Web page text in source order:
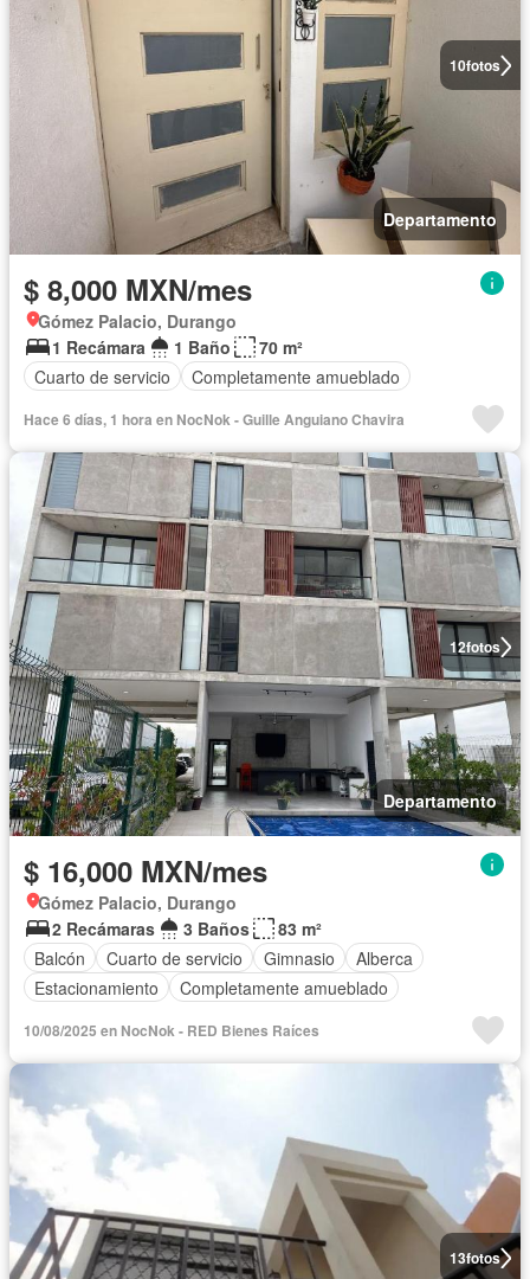
10fotos
Departamento
$ 8,000 MXN/mes
Gómez Palacio, Durango
1 Recámara
1 Baño
70 m²
Cuarto de servicio
Completamente amueblado
Hace 6 días, 1 hora en NocNok - Guille Anguiano Chavira
12fotos
Departamento
$ 16,000 MXN/mes
Gómez Palacio, Durango
2 Recámaras
3 Baños
83 m²
Balcón
Cuarto de servicio Gimnasio
Alberca
Estacionamiento
Completamente amueblado
10/08/2025 en NocNok - RED Bienes Raíces
13fotos